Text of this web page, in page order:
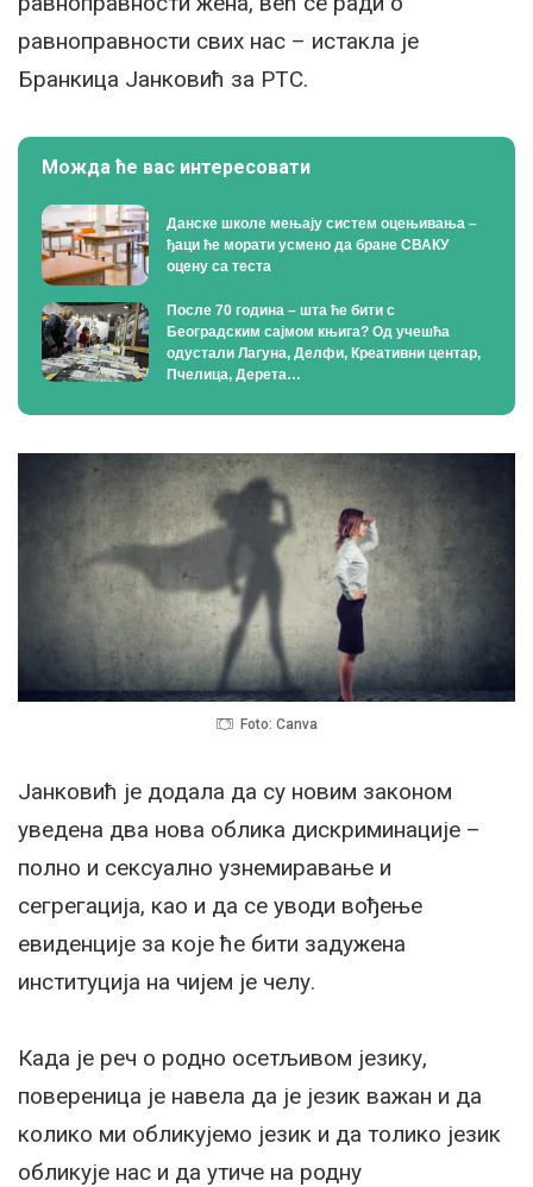
равноправности свих нас – истакла је
Бранкица Јанковић за РТС.
Можда ће вас интересовати
Данске школе мењају систем оцењивања –
ђаци ће морати усмено да бране СВАКУ
оцену са теста
После 70 година – шта ће бити с
Београдским сајмом књига? Од учешћа
одустали Лагуна, Делфи, Креативни центар,
Пчелица, Дерета…
Foto: Canva
Јанковић је додала да су новим законом
уведена два нова облика дискриминације –
полно и сексуално узнемиравање и
сегрегација, као и да се уводи вођење
евиденције за које ће бити задужена
институција на чијем је челу.
Када је реч о родно осетљивом језику,
повереница је навела да је језик важан и да
колико ми обликујемо језик и да толико језик
обликује нас и да утиче на родну